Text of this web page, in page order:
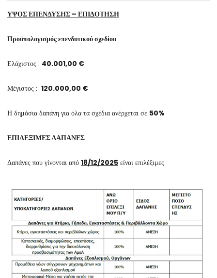
ΥΨΟΣ ΕΠΕΝΔΥΣΗΣ – ΕΠΙΔΟΤΗΣΗ
Προϋπολογισμός επενδυτικού σχεδίου
Ελάχιστος : 40.001,00 €
Μέγιστος : 120.000,00 €
Η δημόσια δαπάνη για όλα τα σχέδια ανέρχεται σε 50%
ΕΠΙΛΕΞΙΜΕΣ ΔΑΠΑΝΕΣ
Δαπάνες που γίνονται από 18/12/2025 είναι επιλέξιμες